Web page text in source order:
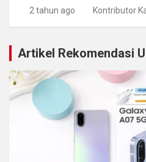
2 tahun ago Kontributor
Artikel Rekomendasi